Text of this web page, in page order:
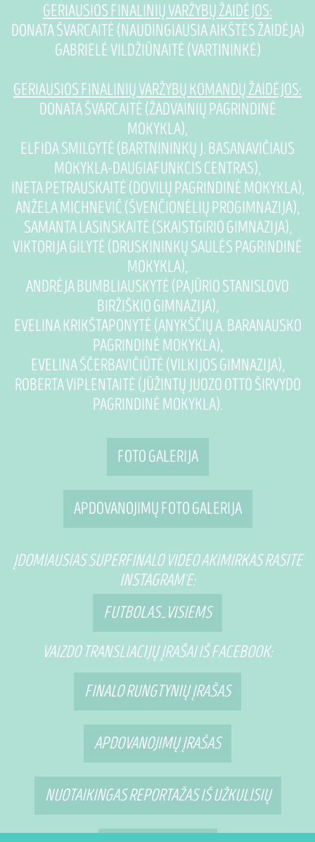
GERIAUSIOS FINALINIŲ VARŽYBŲ ŽAIDĖJOS:
DONATA ŠVARCAITĖ (NAUDINGIAUSIA AIKŠTĖS ŽAIDĖJA)
GABRIELĖ VILDŽIŪNAITĖ (VARTININKĖ)
GERIAUSIOS FINALINIŲ VARŽYBŲ KOMANDŲ ŽAIDĖJOS:
DONATA ŠVARCAITĖ (ŽADVAINIŲ PAGRINDINĖ
MOKYKLA),
ELFIDA SMILGYTĖ (BARTNININKŲ J. BASANAVIČIAUS
MOKYKLA-DAUGIAFUNKCIS CENTRAS),
INETA PETRAUSKAITĖ (DOVILŲ PAGRINDINĖ MOKYKLA),
ANŽELA MICHNEVIČ (ŠVENČIONĖLIŲ PROGIMNAZIJA),
SAMANTA LASINSKAITĖ (SKAISTGIRIO GIMNAZIJA),
VIKTORIJA GILYTĖ (DRUSKININKŲ SAULĖS PAGRINDINĖ
MOKYKLA),
ANDRĖJA BUMBLIAUSKYTĖ (PAJŪRIO STANISLOVO
BIRŽIŠKIO GIMNAZIJA),
EVELINA KRIKŠTAPONYTĖ (ANYKŠČIŲ A. BARANAUSKO
PAGRINDINĖ MOKYKLA),
EVELINA ŠČERBAVIČIŪTĖ (VILKIJOS GIMNAZIJA),
ROBERTA VIPLENTAITĖ (JŪŽINTŲ JUOZO OTTO ŠIRVYDO
PAGRINDINĖ MOKYKLA).
FOTO GALERIJA
APDOVANOJIMŲ FOTO GALERIJA
ĮDOMIAUSIAS SUPERFINALO VIDEO AKIMIRKAS RASITE
INSTAGRAM'E:
FUTBOLAS_VISIEMS
VAIZDO TRANSLIACIJŲ ĮRAŠAI IŠ FACEBOOK:
FINALO RUNGTYNIŲ ĮRAŠAS
APDOVANOJIMŲ ĮRAŠAS
NUOTAIKINGAS REPORTAŽAS IŠ UŽKULISIŲ